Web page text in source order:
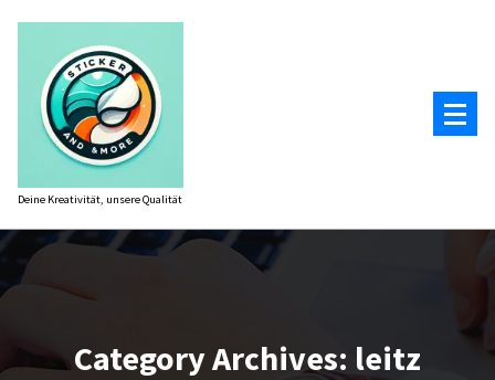
springen
Deine Kreativität, unsere Qualität
Category Archives: leitz